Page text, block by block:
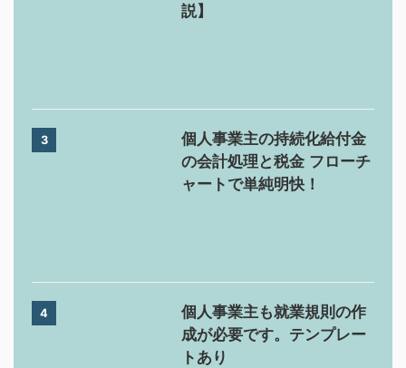
説】
3
個人事業主の持続化給付金
の会計処理と税金 フローチ
ャートで単純明快！
4
個人事業主も就業規則の作
成が必要です。テンプレー
トあり